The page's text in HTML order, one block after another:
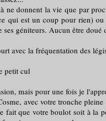
la vie que par
qui est un coup pour rien)
géniteurs. Aucun être
la fréquentation des
petit cul
mais pour une fois je
avec votre tronche pleine
fait que votre boulot soit à la